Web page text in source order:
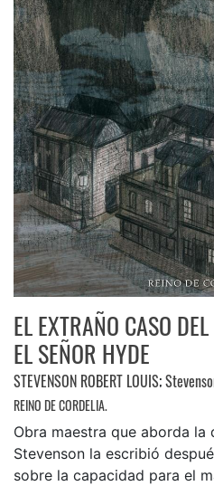
EL EXTRAÑO CASO
EL SEÑOR HYDE
STEVENSON ROBERT LOUIS;
REINO DE CORDELIA.
Obra maestra que aborda la
Stevenson la escribió
sobre la capacidad para el